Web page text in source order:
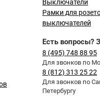
Выключатели
Рамки для
выключателей
Есть вопросы?
8 (495) 748 88 95
Для звонков по
8 (812) 313 25 22
Для звонков по
Петербургу